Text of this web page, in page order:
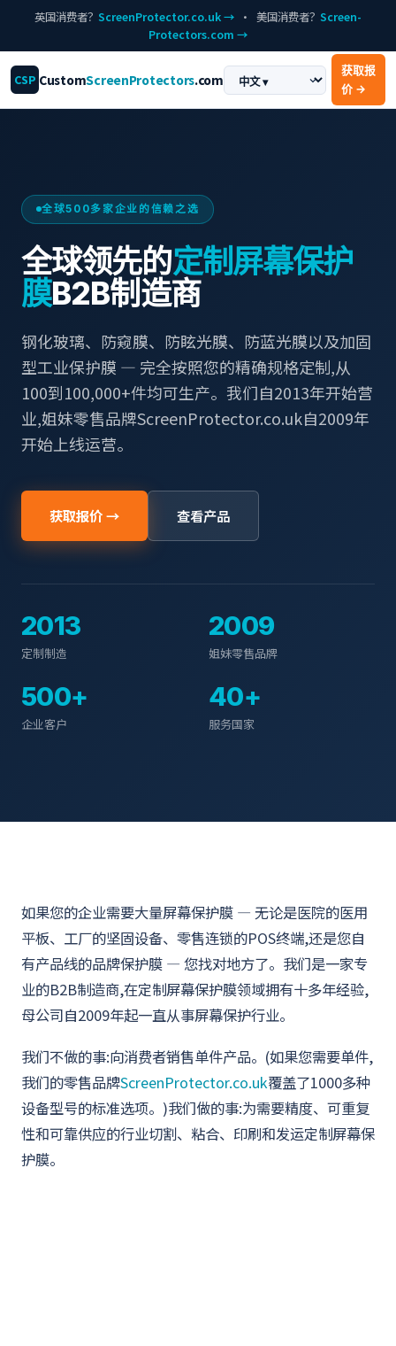
英国消费者？ ScreenProtector.co.uk → · 美国消费者？ Screen-
Protectors.com →
CSP CustomScreenProtectors.com
获取报
价 →
全球500多家企业的信赖之选
全球领先的定制屏幕保护
膜B2B制造商
钢化玻璃、防窥膜、防眩光膜、防蓝光膜以及加固
型工业保护膜 — 完全按照您的精确规格定制,从
100到100,000+件均可生产。我们自2013年开始营
业,姐妹零售品牌ScreenProtector.co.uk自2009年
开始上线运营。
获取报价 → 查看产品
2013
定制制造
2009
姐妹零售品牌
500+
企业客户
40+
服务国家
如果您的企业需要大量屏幕保护膜 — 无论是医院的医用
平板、工厂的坚固设备、零售连锁的POS终端,还是您自
有产品线的品牌保护膜 — 您找对地方了。我们是一家专
业的B2B制造商,在定制屏幕保护膜领域拥有十多年经验,
母公司自2009年起一直从事屏幕保护行业。
我们不做的事:向消费者销售单件产品。(如果您需要单件,
我们的零售品牌ScreenProtector.co.uk覆盖了1000多种
设备型号的标准选项。)我们做的事:为需要精度、可重复
性和可靠供应的行业切割、粘合、印刷和发运定制屏幕保
护膜。